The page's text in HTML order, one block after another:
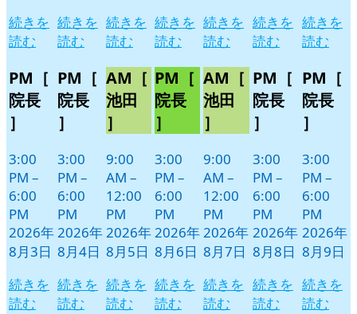
続きを
読む
PM［
院長
］
3:00
PM –
6:00
PM
2026年
8月3日
続きを
読む
続きを
読む
PM［
院長
］
3:00
PM –
6:00
PM
2026年
8月4日
続きを
読む
続きを
読む
AM［
池田
］
9:00
AM –
12:00
PM
2026年
8月5日
続きを
読む
続きを
読む
PM［
院長
］
3:00
PM –
6:00
PM
2026年
8月6日
続きを
読む
続きを
読む
AM［
池田
］
9:00
AM –
12:00
PM
2026年
8月7日
続きを
読む
続きを
読む
PM［
院長
］
3:00
PM –
6:00
PM
2026年
8月8日
続きを
読む
続きを
読む
PM［
院長
］
3:00
PM –
6:00
PM
2026年
8月9日
続きを
読む